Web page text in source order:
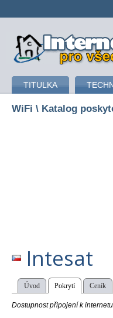
připojení k
TITULKA
WiFi \ Katalog
Intesat
Úvod Pokrytí Ceník
Dostupnost připojení k